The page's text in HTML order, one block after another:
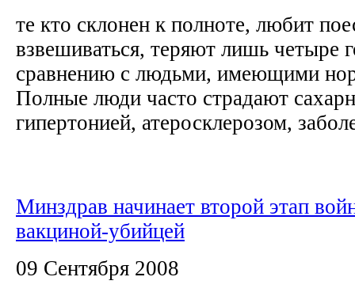
те кто склонен к полноте, любит
взвешиваться, теряют лишь четыре
сравнению с людьми, имеющими
Полные люди часто страдают
гипертонией, атеросклерозом,
Минздрав начинает второй этап
вакциной-убийцей
09 Сентября 2008